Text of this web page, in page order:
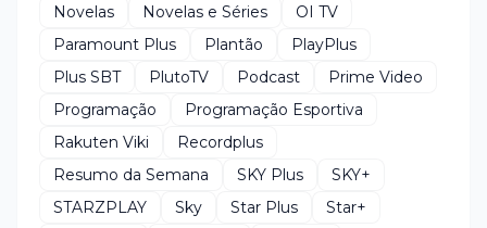
Novelas
Novelas e Séries
OI TV
Paramount Plus
Plantão
PlayPlus
Plus SBT
PlutoTV Podcast
Prime Video
Programação
Programação Esportiva
Rakuten Viki
Recordplus
Resumo da Semana
SKY Plus
SKY+
STARZPLAY
Sky Star Plus
Star+